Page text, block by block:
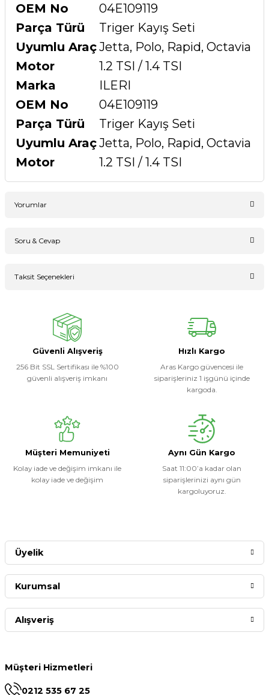
OEM No
04E109119
Parça Türü
Triger Kayış Seti
Uyumlu AraçJetta, Polo, Rapid, Octavia
Motor
1.2 TSI / 1.4 TSI
Marka
ILERI
OEM No
04E109119
Parça Türü
Triger Kayış Seti
Uyumlu AraçJetta, Polo, Rapid, Octavia
Motor
1.2 TSI / 1.4 TSI
Yorumlar
Soru & Cevap
Taksit Seçenekleri
Güvenli Alışveriş
256 Bit SSL Sertifikası ile %100
güvenli alışveriş imkanı
Hızlı Kargo
Aras Kargo güvencesi ile
siparişleriniz 1 işgünü içinde
kargoda.
Müşteri Memuniyeti
Kolay iade ve değişim imkanı ile
kolay iade ve değişim
Aynı Gün Kargo
Saat 11:00’a kadar olan
siparişlerinizi aynı gün
kargoluyoruz.
Müşteri Hizmetleri
0212 535 67 25
Üyelik
Kurumsal
Alışveriş